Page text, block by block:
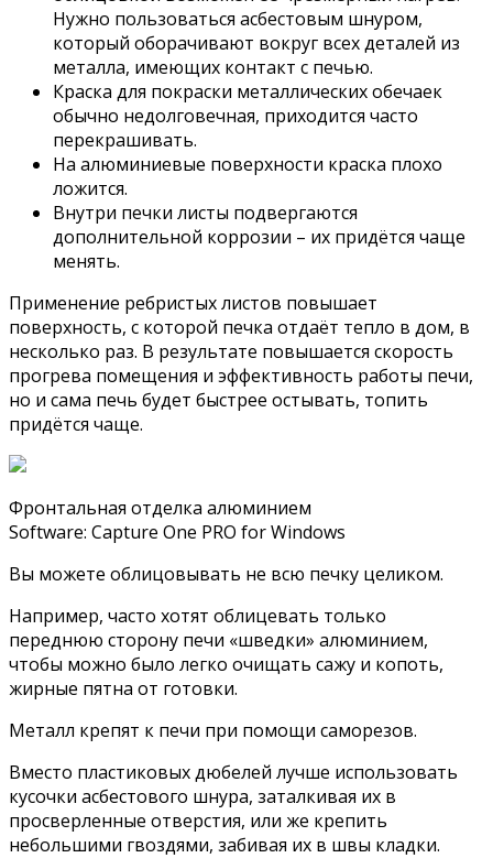
Нужно пользоваться асбестовым шнуром,
который оборачивают вокруг всех деталей из
металла, имеющих контакт с печью.
Краска для покраски металлических обечаек
обычно недолговечная, приходится часто
перекрашивать.
На алюминиевые поверхности краска плохо
ложится.
Внутри печки листы подвергаются
дополнительной коррозии – их придётся чаще
менять.
Применение ребристых листов повышает
поверхность, с которой печка отдаёт тепло в дом, в
несколько раз. В результате повышается скорость
прогрева помещения и эффективность работы печи,
но и сама печь будет быстрее остывать, топить
придётся чаще.
Фронтальная отделка алюминием
Software: Capture One PRO for Windows
Вы можете облицовывать не всю печку целиком.
Например, часто хотят облицевать только
переднюю сторону печи «шведки» алюминием,
чтобы можно было легко очищать сажу и копоть,
жирные пятна от готовки.
Металл крепят к печи при помощи саморезов.
Вместо пластиковых дюбелей лучше использовать
кусочки асбестового шнура, заталкивая их в
просверленные отверстия, или же крепить
небольшими гвоздями, забивая их в швы кладки.